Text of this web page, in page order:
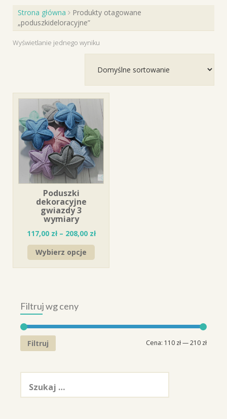
Strona główna
Produkty otagowane
„poduszkideloracyjne”
Wyświetlanie jednego wyniku
Poduszki
dekoracyjne
gwiazdy 3
wymiary
117,00 zł– 208,00 zł
Wybierz opcje
Filtruj wg ceny
Cena
Cena
Filtruj Cena: 110 zł—210 zł